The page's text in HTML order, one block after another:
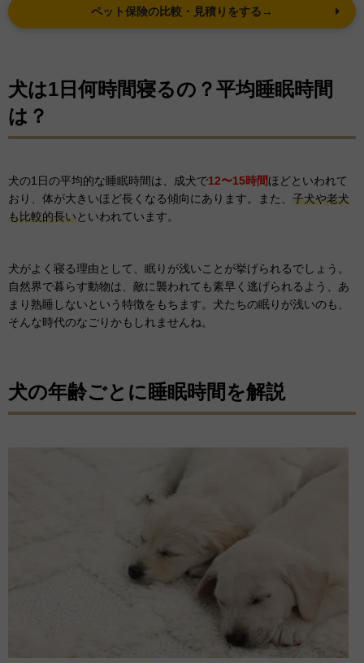
ペット保険の比較・見積りをする→
犬は1日何時間寝るの？平均睡眠時間
は？
犬の1日の平均的な睡眠時間は、成犬で12〜15時間ほどといわれて
おり、体が大きいほど長くなる傾向にあります。また、 子犬や老犬
も比較的長いといわれています。
犬がよく寝る理由として、眠りが浅いことが挙げられるでしょう。
自然界で暮らす動物は、敵に襲われても素早く逃げられるよう、あ
まり熟睡しないという特徴をもちます。犬たちの眠りが浅いのも、
そんな時代のなごりかもしれませんね。
犬の年齢ごとに睡眠時間を解説